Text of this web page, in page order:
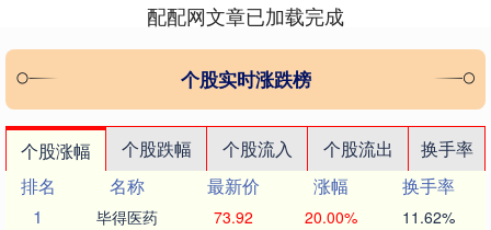
配配网文章已加载完成
个股实时涨跌榜
个股涨幅 个股跌幅 个股流入 个股流出
换手率
排名
名称 最新价 涨幅
换手率
1
毕得医药 73.92 20.00% 11.62%